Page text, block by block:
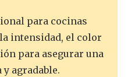
para cocinas
intensidad, el color
para asegurar una
agradable.